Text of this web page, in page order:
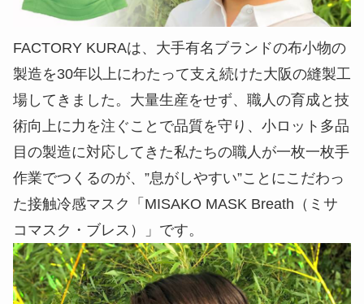
FACTORY KURAは、大手有名ブランドの布小物の
製造を30年以上にわたって支え続けた大阪の縫製工
場してきました。大量生産をせず、職人の育成と技
術向上に力を注ぐことで品質を守り、小ロット多品
目の製造に対応してきた私たちの職人が一枚一枚手
作業でつくるのが、”息がしやすい”ことにこだわっ
た接触冷感マスク「MISAKO MASK Breath（ミサ
コマスク・ブレス）」です。